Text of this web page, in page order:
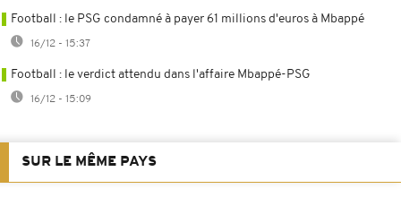
Football : le PSG condamné à payer 61 millions d'euros à Mbappé
16/12 - 15:37
Football : le verdict attendu dans l'affaire Mbappé-PSG
16/12 - 15:09
SUR LE MÊME PAYS